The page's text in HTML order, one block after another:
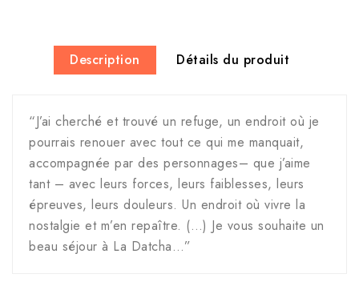
Description Détails du produit
“J’ai cherché et trouvé un refuge, un endroit où je
pourrais renouer avec tout ce qui me manquait,
accompagnée par des personnages– que j’aime
tant – avec leurs forces, leurs faiblesses, leurs
épreuves, leurs douleurs. Un endroit où vivre la
nostalgie et m’en repaître. (…) Je vous souhaite un
beau séjour à La Datcha…”